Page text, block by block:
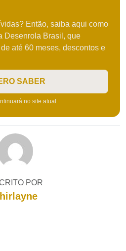
Então, saiba aqui como
Desenrola Brasil, que
até 60 meses, descontos e
SABER
no site atual
POR